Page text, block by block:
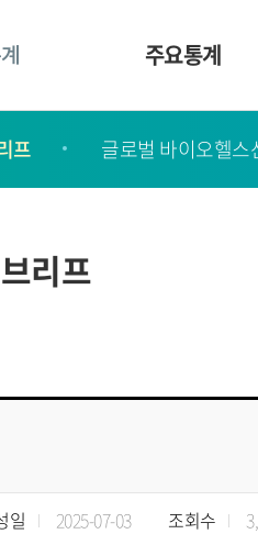
주요통계
프 글로벌 바이오헬스
리프
일 2025-07-03 조회수